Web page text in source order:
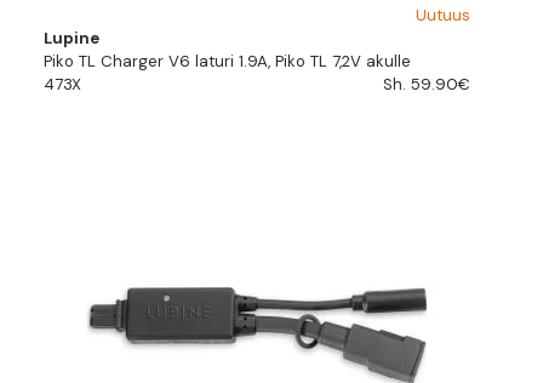
Uutuus
Lupine
Piko TL Charger V6 laturi 1.9A, Piko TL 7,2V akulle
473X
Sh. 59.90€